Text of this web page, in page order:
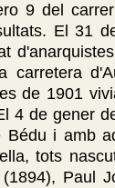
9 del
El 31
carretera
de 1901
4 de gener
Bédu i amb
tots
Paul